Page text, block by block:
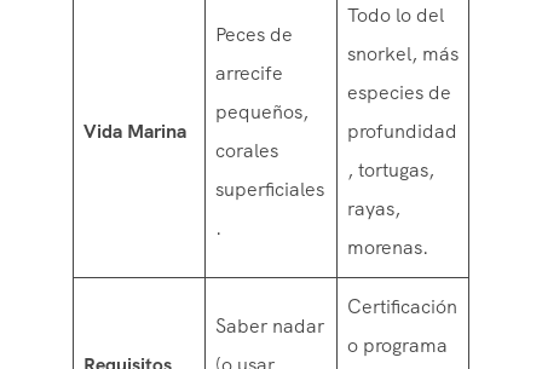
Vida Marina
Peces de
arrecife
pequeños,
corales
superficiales
.
Todo lo del
snorkel, más
especies de
profundidad
, tortugas,
rayas,
morenas.
Saber nadar
Certificación
o programa